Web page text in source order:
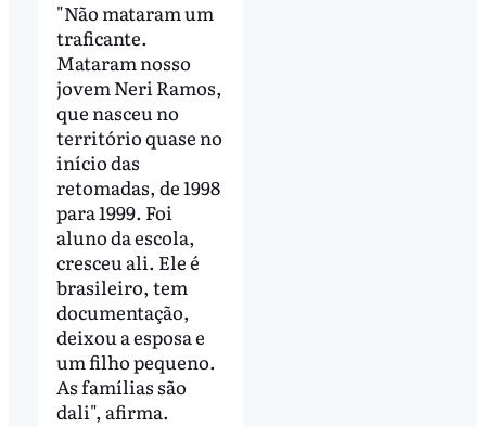
"Não mataram um
traficante.
Mataram nosso
jovem Neri Ramos,
que nasceu no
território quase no
início das
retomadas, de 1998
para 1999. Foi
aluno da escola,
cresceu ali. Ele é
brasileiro, tem
documentação,
deixou a esposa e
um filho pequeno.
As famílias são
dali", afirma.